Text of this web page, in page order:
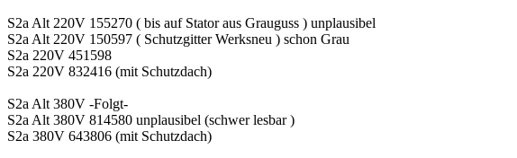
S2a Alt 220V 155270 ( bis auf Stator aus Grauguss ) unplausibel
S2a Alt 220V 150597 ( Schutzgitter Werksneu ) schon Grau
S2a 220V 451598
S2a 220V 832416 (mit Schutzdach)
S2a Alt 380V -Folgt-
S2a Alt 380V 814580 unplausibel (schwer lesbar )
S2a 380V 643806 (mit Schutzdach)